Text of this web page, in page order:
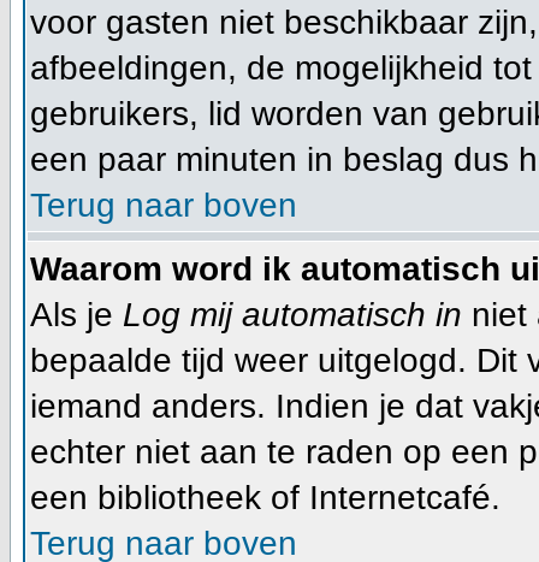
voor gasten niet beschikbaar
afbeeldingen, de mogelijkheid
gebruikers, lid worden van
een paar minuten in beslag dus
Terug naar boven
Waarom word ik automatisch
Als je Log mij automatisch in niet
bepaalde tijd weer uitgelogd. Dit
iemand anders. Indien je dat
echter niet aan te raden op een
een bibliotheek of Internetcafé.
Terug naar boven